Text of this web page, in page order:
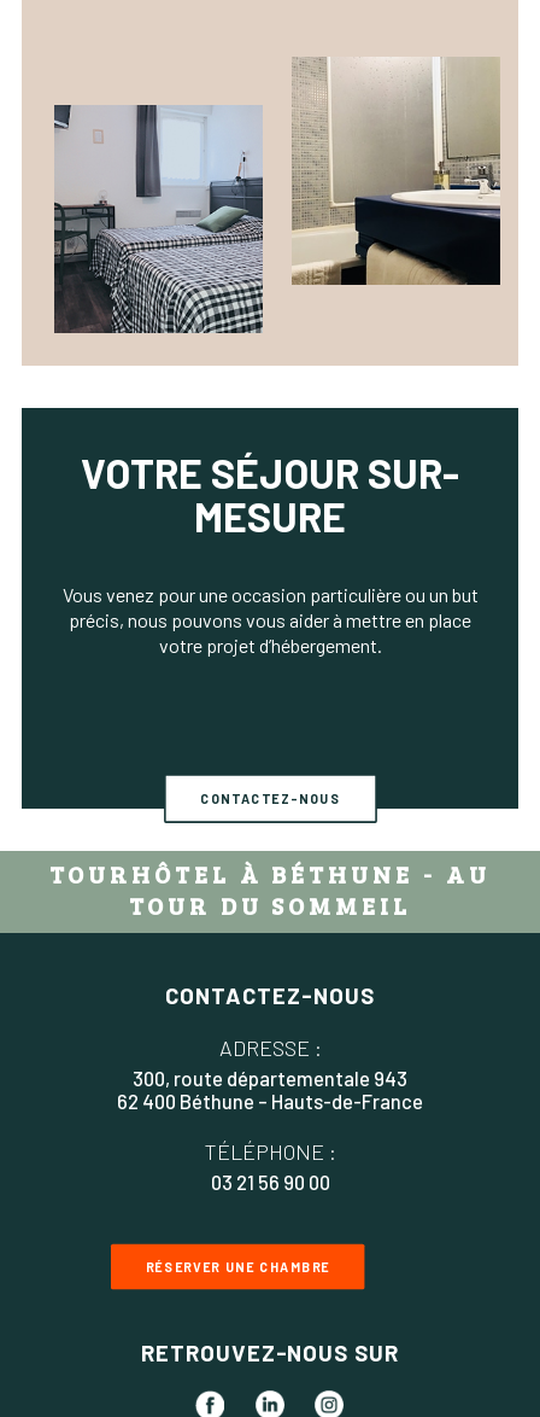
VOTRE SÉJOUR SUR-
MESURE
Vous venez pour une occasion particulière ou un but
précis, nous pouvons vous aider à mettre en place
votre projet d’hébergement.
CONTACTEZ-NOUS
TOURHÔTEL À BÉTHUNE - AU
TOUR DU SOMMEIL
CONTACTEZ-NOUS
ADRESSE :
300, route départementale 943
62 400 Béthune – Hauts-de-France
TÉLÉPHONE :
03 21 56 90 00
RÉSERVER UNE CHAMBRE
RETROUVEZ-NOUS SUR